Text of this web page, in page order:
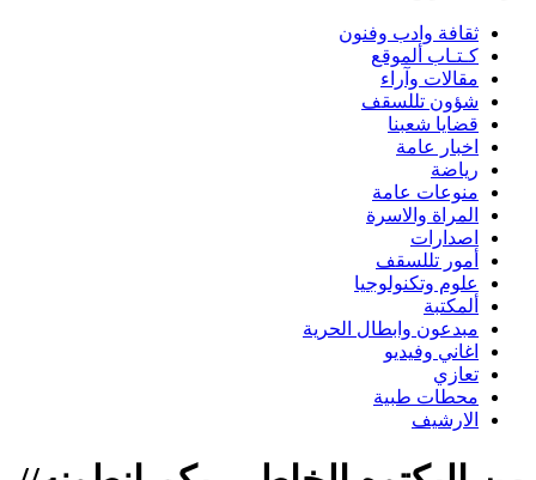
ثقافة وادب وفنون
كـتـاب ألموقع
مقالات وآراء
شؤون تللسقف
قضايا شعبنا
اخبار عامة
رياضة
منوعات عامة
المراة والاسرة
اصدارات
أمور تللسقف
علوم وتكنولوجيا
ألمكتبة
مبدعون وابطال الحرية
اغاني وفيديو
تعازي
محطات طبية
الارشيف